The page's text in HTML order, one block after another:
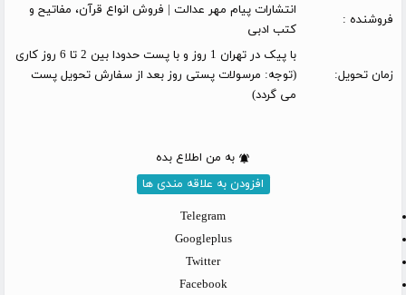
فروشنده :
انتشارات پیام مهر عدالت | فروش انواع قرآن، مفاتیح و
کتب ادبی
زمان تحویل:
با پیک در تهران 1 روز و با پست حدودا بین 2 تا 6 روز کاری
(توجه: مرسولات پستی روز بعد از سفارش تحویل پست
می گردد)
به من اطلاع بده
افزودن به علاقه مندی ها
Telegram
Googleplus
Twitter
Facebook